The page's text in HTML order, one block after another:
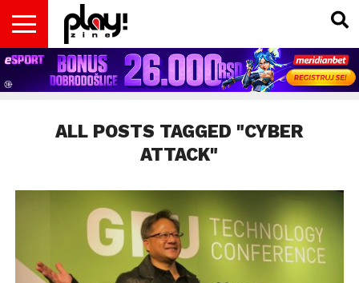
VESTI
MAGAZIN
PLAY!RETRO
PLAY!CAST
PLAY!CON
PLAY!BIZ
INSIDER
OPISI
IGARA
DOMAĆA
SCENA
INTERVJUI
GADGETS
FILM
& TV
KOLUMNE
ALL POSTS TAGGED "CYBER
ATTACK"